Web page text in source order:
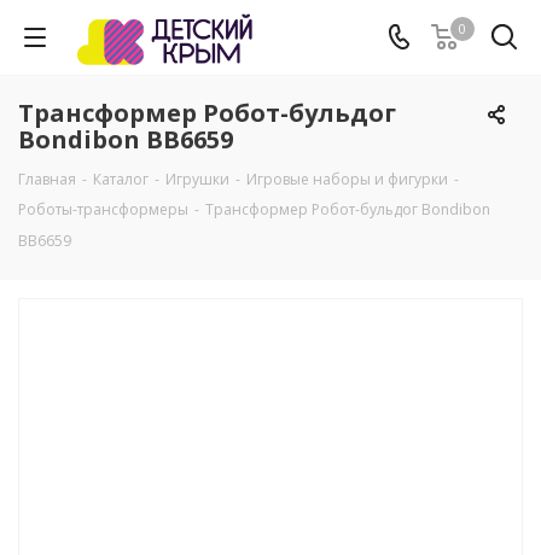
0
Трансформер Робот-бульдог
Bondibon ВВ6659
Главная - Каталог - Игрушки - Игровые наборы и фигурки -
Роботы-трансформеры - Трансформер Робот-бульдог Bondibon
ВВ6659